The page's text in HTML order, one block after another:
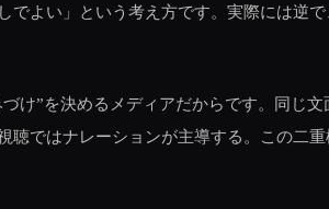
よい」という考え方です。実際には逆
け”を決めるメディアだからです。同じ
ではナレーションが主導する。この二